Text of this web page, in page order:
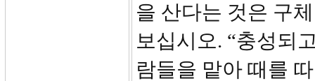
을 산다는 것은 구
보십시오. “충성되
람들을 맡아 때를